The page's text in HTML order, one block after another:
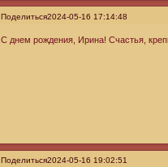
Поделиться2024-05-16 17:14:48
C днем рождения, Ирина! Счастья,
Поделиться2024-05-16 19:02:51